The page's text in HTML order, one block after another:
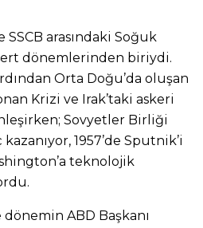
SSCB arasındaki Soğuk
dönemlerinden biriydi.
Orta Doğu’da oluşan
Krizi ve Irak’taki askeri
Sovyetler Birliği
1957’de Sputnik’i
teknolojik
ABD Başkanı